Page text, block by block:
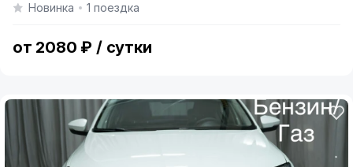
of
Новинка
1 поездка
от 2080 ₽ / сутки